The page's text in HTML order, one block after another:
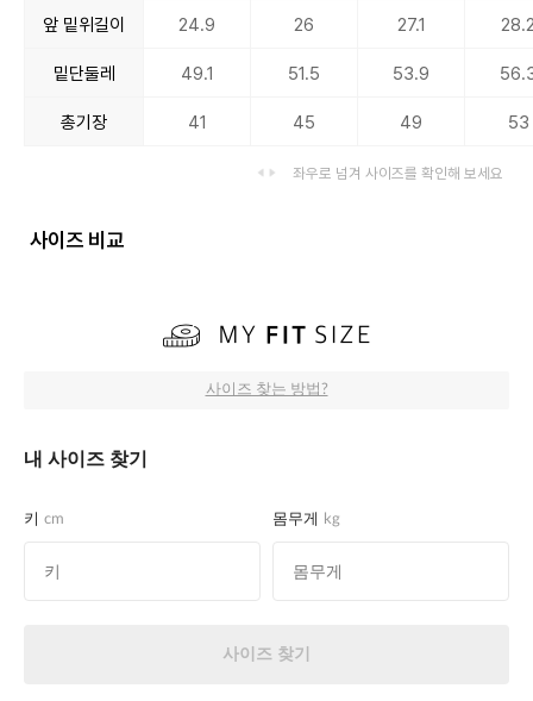
앞 밑위길이 24.9 26 27.1
밑단둘레 49.1 51.5 53.9
총기장 41 45 49 53
좌우로 넘겨 사이즈를 확인해 보세요
사이즈 비교